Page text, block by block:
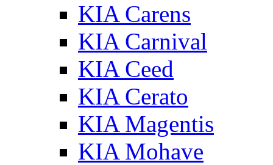
KIA Carens
KIA Carnival
KIA Ceed
KIA Cerato
KIA Magentis
KIA Mohave